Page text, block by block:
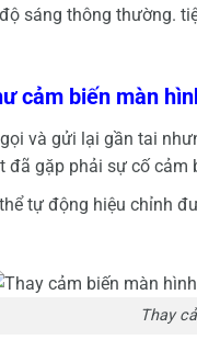
sáng thông thường.
cảm biến màn
và gửi lại gần tai
đã gặp phải sự cố cảm
tự động hiệu chỉnh
Thay